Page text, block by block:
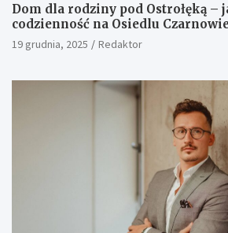
Dom dla rodziny pod Ostrołęką –
codzienność na Osiedlu
19 grudnia, 2025 Redaktor